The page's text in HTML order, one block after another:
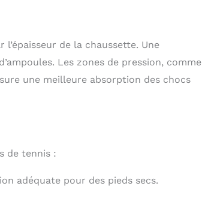
de la chaussette. Une
Les zones de pression, comme
une meilleure absorption des chocs
de tennis :
adéquate pour des pieds secs.